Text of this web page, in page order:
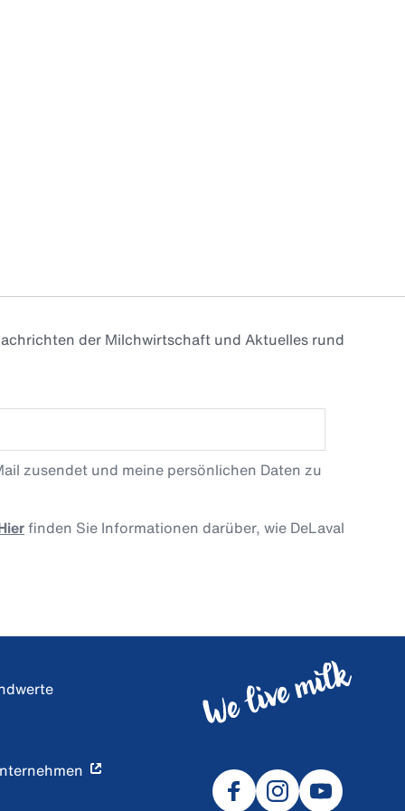
der Milchwirtschaft und Aktuelles rund
zusendet und meine persönlichen Daten zu
finden Sie Informationen darüber, wie DeLaval